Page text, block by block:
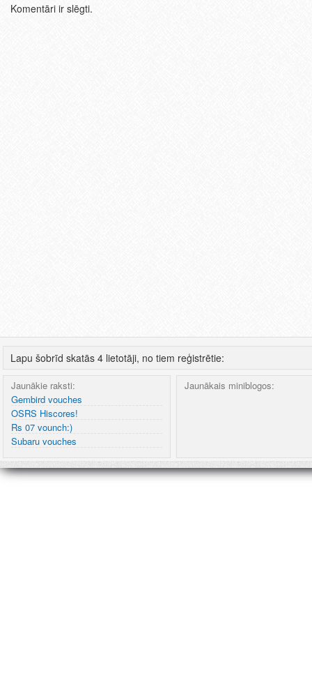
Komentāri ir slēgti.
Lapu šobrīd skatās 4 lietotāji, no tiem reģistrētie:
Jaunākie raksti:
Gembird vouches
OSRS Hiscores!
Rs 07 vounch:)
Subaru vouches
Jaunākais miniblogos: